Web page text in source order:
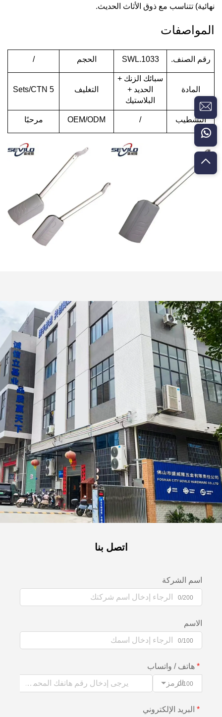
نهائية) تتناسب مع ذوق الأثاث الحديث.
المواصفات
رقم الصنف. SWL.1033 الحجم /
المادة
سبائك الزنك +
الحديد +
البلاستيك
التغليف 5 Sets/CTN
التشطيب /
OEM/ODM مرحبًا
اتصل بنا
اسم الشركة
0/200
الاسم
0/100
هاتف / واتساب
الرمز0/100
البريد الإلكتروني